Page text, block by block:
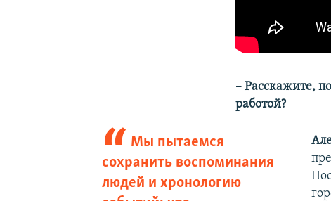
– Расскажите,
работой?
Мы пытаемся
сохранить воспоминания
людей и хронологию